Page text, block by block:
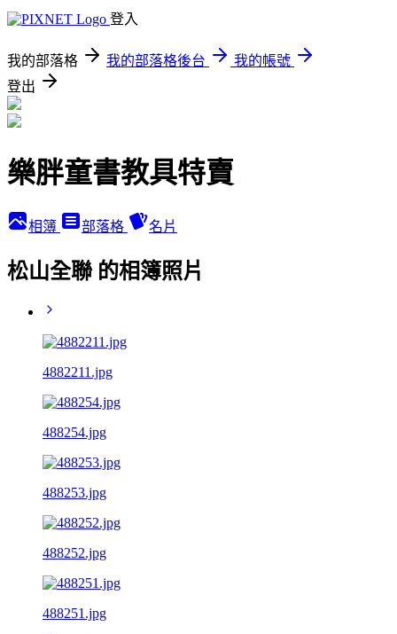
登入
我的部落格 我的部落格後台
我的帳號
登出
樂胖童書教具特賣
相簿 部落格 名片
松山全聯 的相簿照片
4882211.jpg
488254.jpg
488253.jpg
488252.jpg
488251.jpg